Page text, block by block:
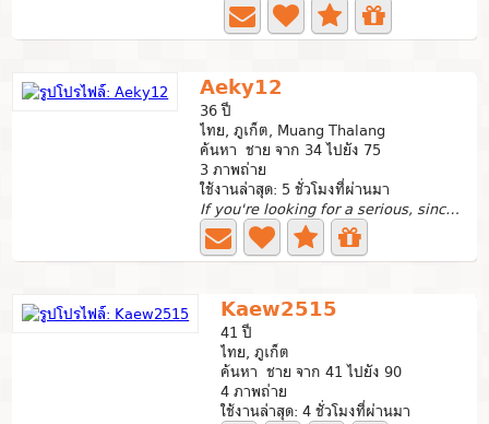
Aeky12
36 ปี
ไทย, ภูเก็ต, Muang Thalang
ค้นหา ชาย จาก 34 ไปยัง 75
3 ภาพถ่าย
ใช้งานล่าสุด: 5 ชั่วโมงที่ผ่านมา
If you're looking for a serious, sincere, and loyal Thai...
Kaew2515
41 ปี
ไทย, ภูเก็ต
ค้นหา ชาย จาก 41 ไปยัง 90
4 ภาพถ่าย
ใช้งานล่าสุด: 4 ชั่วโมงที่ผ่านมา